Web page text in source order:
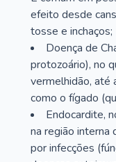
efeito desde
tosse e inchaços;
Doença de
protozoário), no
vermelhidão, até
como o fígado
Endocardite,
na região interna
por infecções